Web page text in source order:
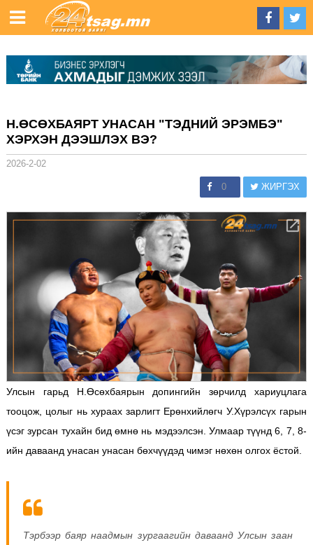
Н.ӨСӨХБАЯРТ УНАСАН "ТЭДНИЙ ЭРЭМБЭ"
ХЭРХЭН ДЭЭШЛЭХ ВЭ?
2026-2-02
0 ЖИРГЭХ
Улсын гарьд Н.Өсөхбаярын допингийн зөрчилд хариуцлага
тооцож, цолыг нь хураах зарлигт Ерөнхийлөгч У.Хүрэлсүх гарын
үсэг зурсан тухайн бид өмнө нь мэдээлсэн. Улмаар түүнд 6, 7, 8-
ийн даваанд унасан унасан бөхчүүдэд чимэг нөхөн олгох ёстой.
Тэрбээр баяр наадмын зургаагийн даваанд Улсын заан